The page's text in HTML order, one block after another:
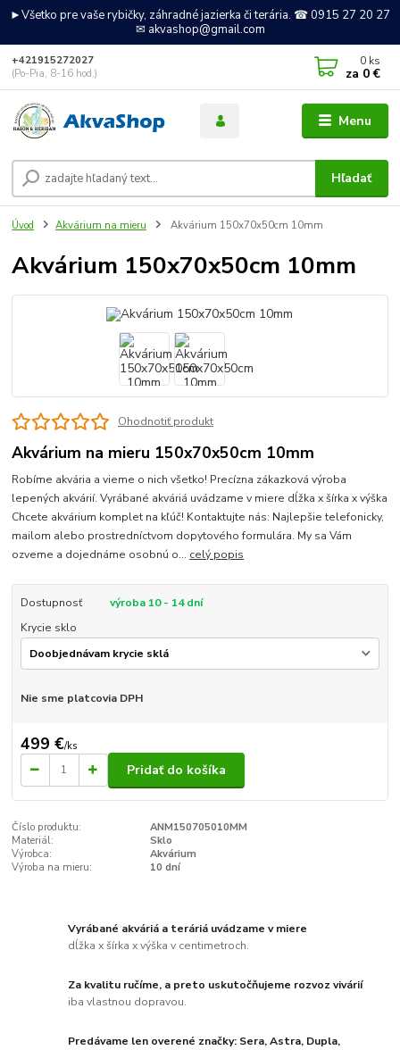
►Všetko pre vaše rybičky, záhradné jazierka či terária. ☎ 0915 27 20 27
✉ akvashop@gmail.com
Menu
Hľadať
+421915272027
(Po-Pia, 8-16 hod.)
0 ks
za 0 €
Úvod Akvárium na mieru Akvárium 150x70x50cm 10mm
Akvárium 150x70x50cm 10mm
Ohodnotiť produkt
Akvárium na mieru 150x70x50cm 10mm
Robíme akvária a vieme o nich všetko! Precízna zákazková výroba
lepených akvárií. Vyrábané akváriá uvádzame v miere dĺžka x šírka x výška
Chcete akvárium komplet na kľúč! Kontaktujte nás: Najlepšie telefonicky,
mailom alebo prostredníctvom dopytového formulára. My sa Vám
ozveme a dojednáme osobnú o... celý popis
Dostupnosť
výroba 10 - 14 dní
Krycie sklo
Nie sme platcovia DPH
499 €/ks
Pridať do košíka
Číslo produktu:
ANM150705010MM
Materiál:
Sklo
Výrobca:
Akvárium
Výroba na mieru:
10 dní
Vyrábané akváriá a teráriá uvádzame v miere
dĺžka x šírka x výška v centimetroch.
Za kvalitu ručíme, a preto uskutočňujeme rozvoz vivárií
iba vlastnou dopravou.
Predávame len overené značky: Sera, Astra, Dupla,